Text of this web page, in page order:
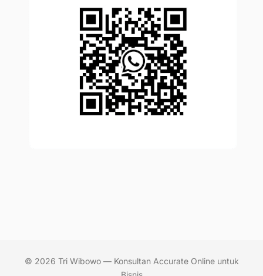
© 2026 Tri Wibowo — Konsultan Accurate Online untuk